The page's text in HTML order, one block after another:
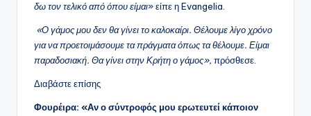
δω τον τελικό από όπου είμαι» είπε η Evangelia.
«Ο γάμος μου δεν θα γίνει το καλοκαίρι. Θέλουμε λίγο χρόνο
για να προετοιμάσουμε τα πράγματα όπως τα θέλουμε. Είμαι
παραδοσιακή. Θα γίνει στην Κρήτη ο γάμος», πρόσθεσε.
Διαβάστε επίσης
Φουρέιρα: «Αν ο σύντροφός μου ερωτευτεί κάποιον